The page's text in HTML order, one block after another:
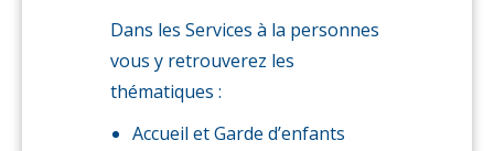
Dans les Services à la personnes
vous y retrouverez les
thématiques :
Accueil et Garde d’enfants